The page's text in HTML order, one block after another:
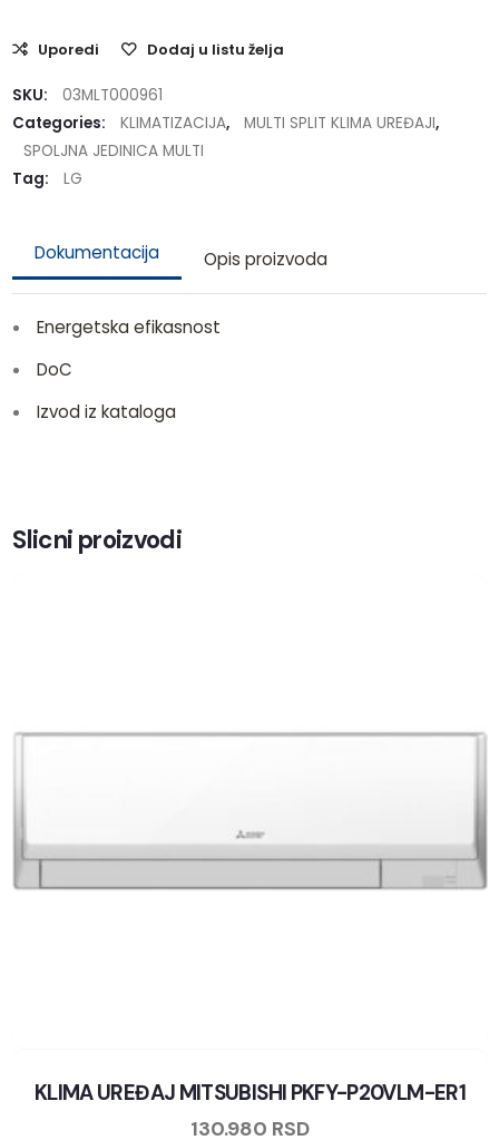
Uporedi Dodaj u listu želja
SKU:
03MLT000961
Categories:
KLIMATIZACIJA, MULTI SPLIT KLIMA UREĐAJI,
SPOLJNA JEDINICA MULTI
Tag:
LG
Dokumentacija Opis proizvoda
Energetska efikasnost
DoC
Izvod iz kataloga
Slicni proizvodi
KLIMA UREĐAJ MITSUBISHI PKFY-P20VLM-ER1
130.980 RSD